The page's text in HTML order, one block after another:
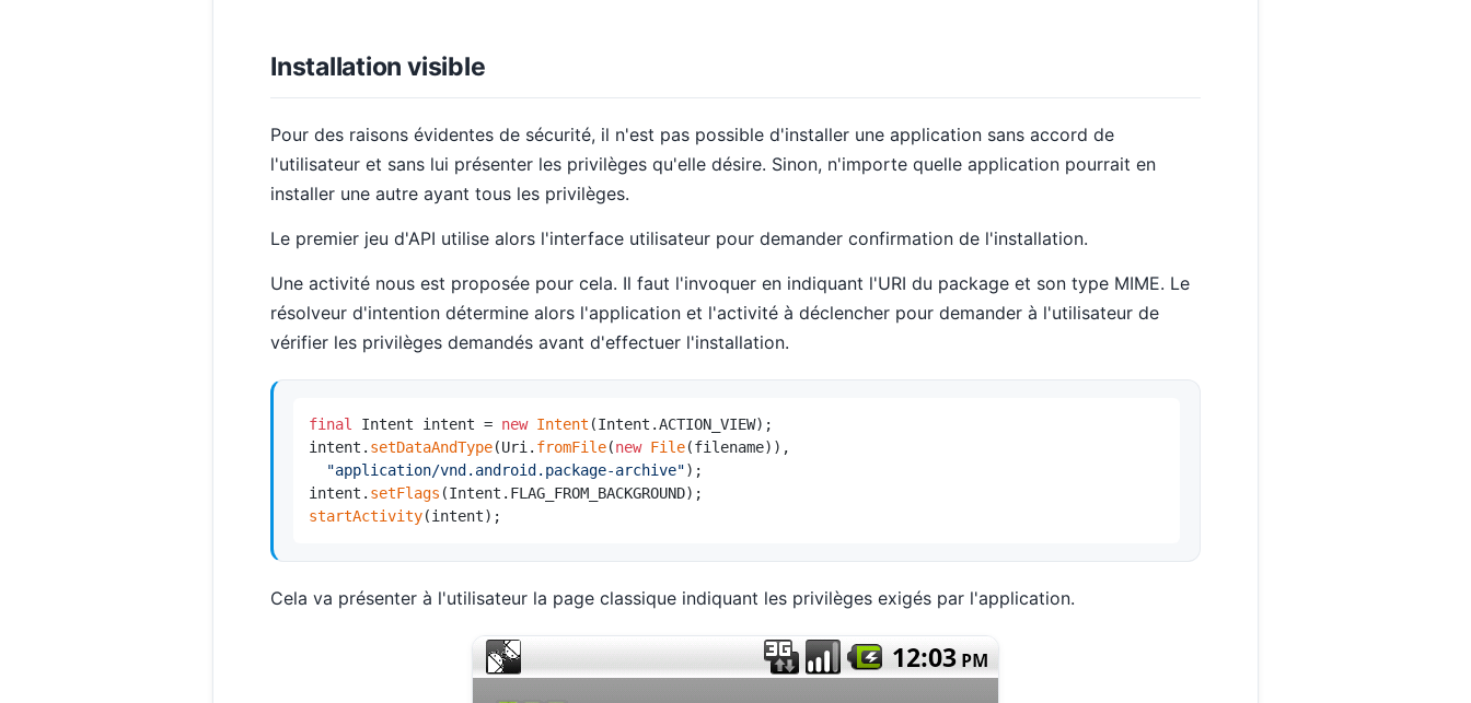
Installation visible
Pour des raisons évidentes de sécurité, il n'est pas possible d'installer une application sans accord de
l'utilisateur et sans lui présenter les privilèges qu'elle désire. Sinon, n'importe quelle application pourrait en
installer une autre ayant tous les privilèges.
Le premier jeu d'API utilise alors l'interface utilisateur pour demander confirmation de l'installation.
Une activité nous est proposée pour cela. Il faut l'invoquer en indiquant l'URI du package et son type MIME. Le
résolveur d'intention détermine alors l'application et l'activité à déclencher pour demander à l'utilisateur de
vérifier les privilèges demandés avant d'effectuer l'installation.
final Intent intent = new Intent (Intent.ACTION_VIEW);
intent. setDataAndType(Uri. fromFile(new File(filename)),
"application/vnd.android.package-archive");
intent. setFlags
startActivity(intent);
Cela va présenter à l'utilisateur la page classique indiquant les privilèges exigés par l'application.